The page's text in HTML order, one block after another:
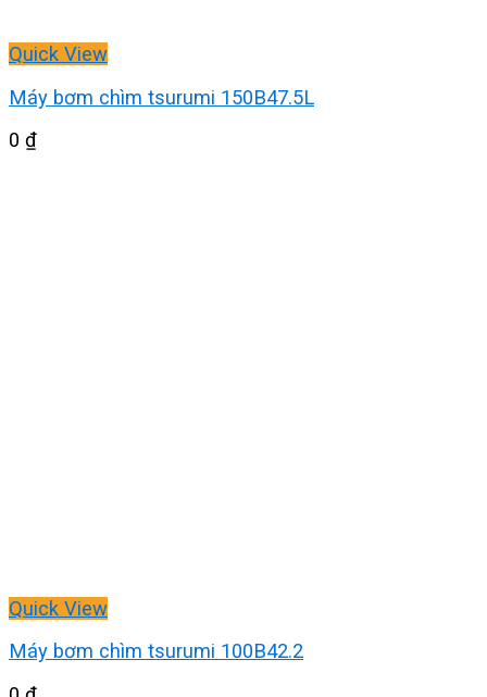
Quick View
Máy bơm chìm tsurumi 150B47.5L
0 ₫
Quick View
Máy bơm chìm tsurumi 100B42.2